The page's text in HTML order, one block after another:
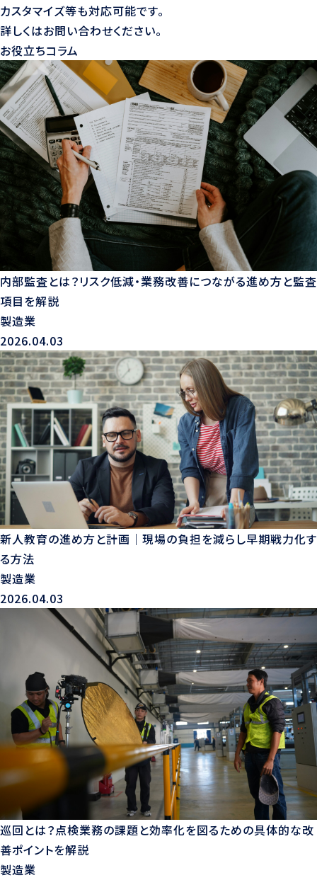
カスタマイズ等も対応可能です。
詳しくはお問い合わせください。
お役立ちコラム
内部監査とは？リスク低減・業務改善につながる進め方と監査
項目を解説
製造業
2026.04.03
新人教育の進め方と計画｜現場の負担を減らし早期戦力化す
る方法
製造業
2026.04.03
巡回とは？点検業務の課題と効率化を図るための具体的な改
善ポイントを解説
製造業